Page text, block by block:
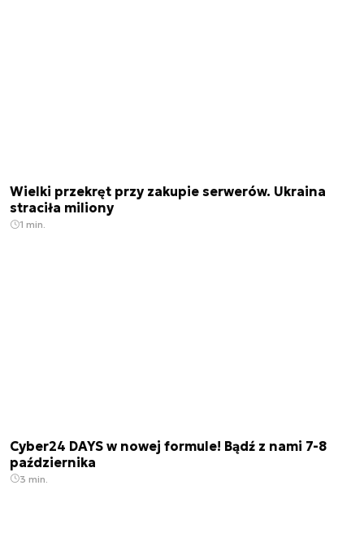
Wielki przekręt przy zakupie serwerów. Ukraina
straciła miliony
1 min.
Cyber24 DAYS w nowej formule! Bądź z nami 7-8
października
3 min.